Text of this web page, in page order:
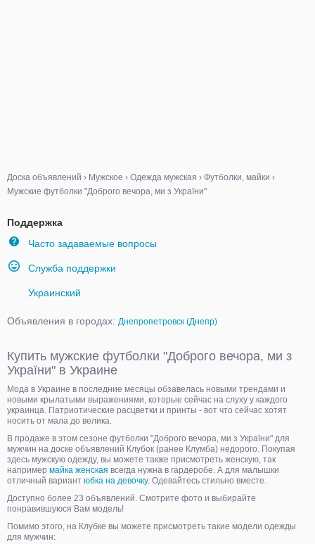
Доска объявлений › Мужское › Одежда мужская › Футболки, майки ›
Мужские футболки "Доброго вечора, ми з України"
Поддержка
Часто задаваемые вопросы
Служба поддержки
Украинский
Объявления в городах: Днепропетровск (Днепр)
Купить мужские футболки "Доброго вечора, ми з
України" в Украине
Мода в Украине в последние месяцы обзавелась новыми трендами и
новыми крылатыми выражениями, которые сейчас на слуху у каждого
украинца. Патриотические расцветки и принты - вот что сейчас хотят
носить от мала до велика.
В продаже в этом сезоне футболки "Доброго вечора, ми з України" для
мужчин на доске объявлений Клубок (ранее Клумба) недорого. Покупая
здесь мужскую одежду, вы можете также присмотреть женскую, так
например майка женская всегда нужна в гардеробе. А для малышки
отличный вариант юбка на девочку. Одевайтесь стильно вместе.
Доступно более 23 объявлений. Смотрите фото и выбирайте
понравившуюся Вам модель!
Помимо этого, на Клубке вы можете присмотреть такие модели одежды
для мужчин: